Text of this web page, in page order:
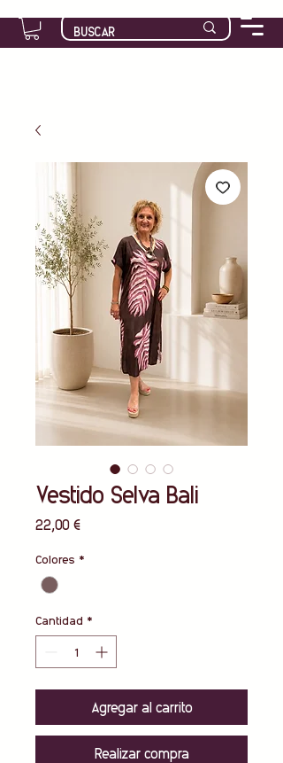
Vestido Selva Bali
22,00 €Precio
Colores *
Cantidad *
Agregar al carrito
Realizar compra